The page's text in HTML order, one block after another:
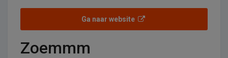
Ga naar website
Zoemmm